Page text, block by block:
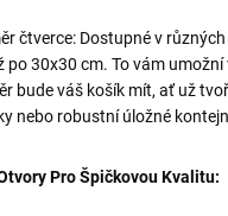
čtverce: Dostupné v
po 30x30 cm. To vám
bude váš košík mít, ať už
nebo robustní úložné
Pro Špičkovou Kvalitu: